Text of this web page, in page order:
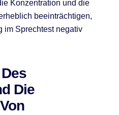
Konzentration und die
beeinträchtigen,
im Sprechtest negativ
Die